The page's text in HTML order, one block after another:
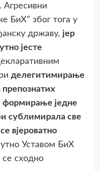
Агресивни
БиХ” због тога у
државу, јер
јесте
делегитимирање
формирање једне
сублимирала све
вјероватно
Уставом БиХ
се сходно